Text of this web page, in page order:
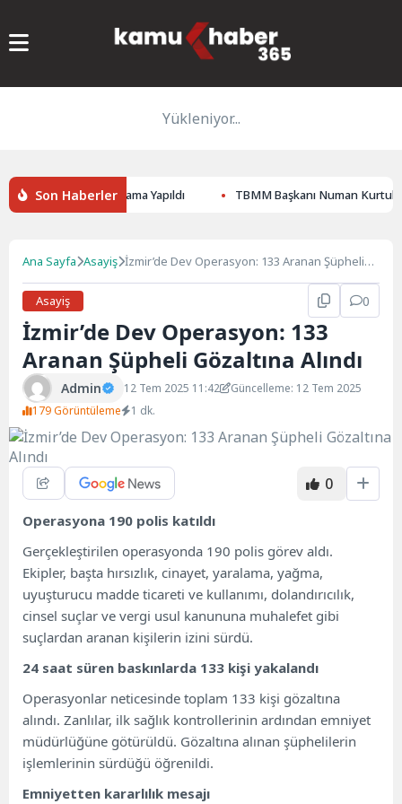
Yükleniyor...
Son Haberler
İl Başkanlığına Atama Yapıldı TBMM Başkanı Numan
Ana Sayfa Asayiş İzmir’de Dev Operasyon: 133 Aranan Şüpheli
Asayiş
0
İzmir’de Dev Operasyon: 133
Aranan Şüpheli Gözaltına Alındı
Admin 12 Tem 2025 11:42
Güncelleme: 12 Tem 2025
179 Görüntüleme
1 dk.
0
Operasyona 190 polis katıldı
Gerçekleştirilen operasyonda 190 polis görev aldı.
Ekipler, başta hırsızlık, cinayet, yaralama, yağma,
uyuşturucu madde ticareti ve kullanımı, dolandırıcılık,
cinsel suçlar ve vergi usul kanununa muhalefet gibi
suçlardan aranan kişilerin izini sürdü.
24 saat süren baskınlarda 133 kişi yakalandı
Operasyonlar neticesinde toplam 133 kişi gözaltına
alındı. Zanlılar, ilk sağlık kontrollerinin ardından emniyet
müdürlüğüne götürüldü. Gözaltına alınan şüphelilerin
işlemlerinin sürdüğü öğrenildi.
Emniyetten kararlılık mesajı